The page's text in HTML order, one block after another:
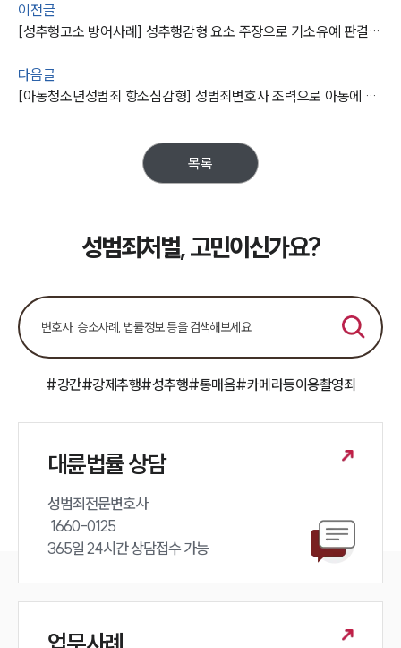
이전글
[성추행고소 방어사례] 성추행감형 요소 주장으로 기소유예 판결 받아냄
다음글
[아동청소년성범죄 항소심감형] 성범죄변호사 조력으로 아동에 유사성행위, 강제추행한 혐의 집행유예
목록
성범죄처벌, 고민이신가요?
#강간#강제추행#성추행#통매음#카메라등이용촬영죄
대륜법률 상담
성범죄전문변호사
365일 24시간 상담접수 가능